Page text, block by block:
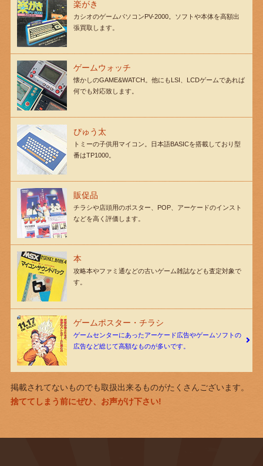
楽がき
カシオのゲームパソコンPV-2000。ソフトや本体を高額出
張買取します。
ゲームウォッチ
懐かしのGAME&WATCH。他にもLSI、LCDゲームであれば
何でも対応致します。
ぴゅう太
トミーの子供用マイコン。日本語BASICを搭載しており型
番はTP1000。
販促品
チラシや店頭用のポスター、POP、アーケードのインスト
などを高く評価します。
本
攻略本やファミ通などの古いゲーム雑誌なども査定対象で
す。
ゲームポスター・チラシ
ゲームセンターにあったアーケード広告やゲームソフトの
広告など総じて高額なものが多いです。
掲載されてないものでも取扱出来るものがたくさんございます。
捨ててしまう前にぜひ、お声がけ下さい!